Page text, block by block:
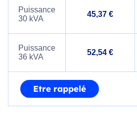
Puissance
30 kVA
45,37 €
Puissance
36 kVA
52,54 €
Etre rappelé